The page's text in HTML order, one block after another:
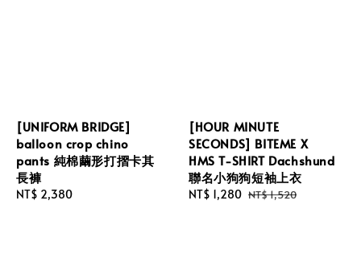
[UNIFORM BRIDGE]
balloon crop chino
pants 純棉繭形打摺卡其
長褲
Regular
NT$ 2,380
[HOUR MINUTE
SECONDS] BITEME X
HMS T-SHIRT Dachshund
聯名小狗狗短袖上衣
Sale
NT$ 1,280 Regular
NT$ 1,520